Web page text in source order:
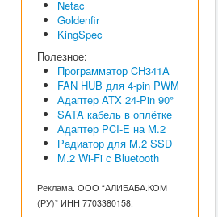
Netac
Goldenfir
KingSpec
Полезное:
Программатор CH341A
FAN HUB для 4-pin PWM
Адаптер ATX 24-Pin 90°
SATA кабель в оплётке
Адаптер PCI-E на M.2
Радиатор для M.2 SSD
M.2 Wi-Fi с Bluetooth
Реклама. ООО “АЛИБАБА.КОМ
(РУ)” ИНН 7703380158.